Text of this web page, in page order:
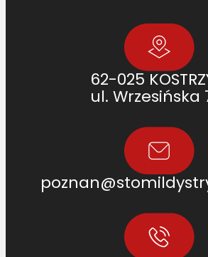
62-025
ul. Wrzesińska